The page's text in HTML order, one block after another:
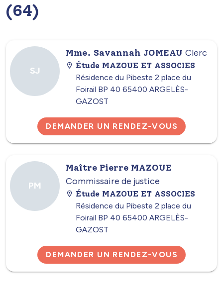
(64)
SJ
Mme. Savannah JOMEAU Clerc
Étude MAZOUE ET ASSOCIES
Résidence du Pibeste 2 place du
Foirail BP 40 65400 ARGELÈS-
GAZOST
DEMANDER UN RENDEZ-VOUS
PM
Maître Pierre MAZOUE
Commissaire de justice
Étude MAZOUE ET ASSOCIES
Résidence du Pibeste 2 place du
Foirail BP 40 65400 ARGELÈS-
GAZOST
DEMANDER UN RENDEZ-VOUS